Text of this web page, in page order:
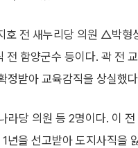
호 전 새누리당 의원 △박
함양군수 등이다. 곽 전
정받아 교육감직을 상실했
라당 의원 등 2명이다. 이
년을 선고받아 도지사직을